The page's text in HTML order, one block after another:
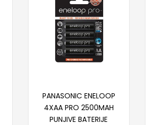
PANASONIC ENELOOP
4XAA PRO 2500MAH
PUNJIVE BATERIJE